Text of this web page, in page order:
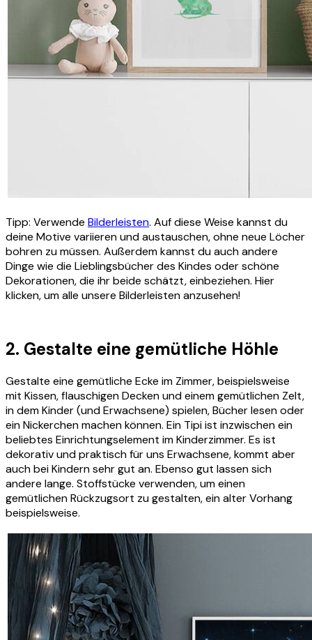
Tipp: Verwende Bilderleisten. Auf diese Weise kannst du
deine Motive variieren und austauschen, ohne neue Löcher
bohren zu müssen. Außerdem kannst du auch andere
Dinge wie die Lieblingsbücher des Kindes oder schöne
Dekorationen, die ihr beide schätzt, einbeziehen. Hier
klicken, um alle unsere Bilderleisten anzusehen!
2. Gestalte eine gemütliche Höhle
Gestalte eine gemütliche Ecke im Zimmer, beispielsweise
mit Kissen, flauschigen Decken und einem gemütlichen Zelt,
in dem Kinder (und Erwachsene) spielen, Bücher lesen oder
ein Nickerchen machen können. Ein Tipi ist inzwischen ein
beliebtes Einrichtungselement im Kinderzimmer. Es ist
dekorativ und praktisch für uns Erwachsene, kommt aber
auch bei Kindern sehr gut an. Ebenso gut lassen sich
andere lange. Stoffstücke verwenden, um einen
gemütlichen Rückzugsort zu gestalten, ein alter Vorhang
beispielsweise.